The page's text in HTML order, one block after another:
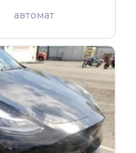
автомат